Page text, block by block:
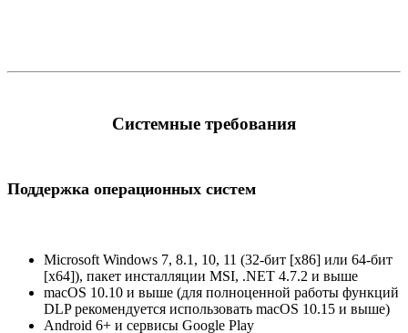
Системные требования
Поддержка операционных систем
Microsoft Windows 7, 8.1, 10, 11 (32-бит [x86] или 64-бит
[x64]), пакет инсталляции MSI, .NET 4.7.2 и выше
macOS 10.10 и выше (для полноценной работы функций
DLP рекомендуется использовать macOS 10.15 и выше)
Android 6+ и сервисы Google Play